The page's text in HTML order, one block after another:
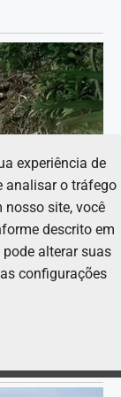
experiência de
analisar o tráfego
nosso site, você
descrito em
alterar suas
configurações